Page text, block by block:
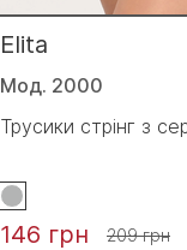
Elita
Мод. 2000
Трусики стрінг з
146 грн 209 грн